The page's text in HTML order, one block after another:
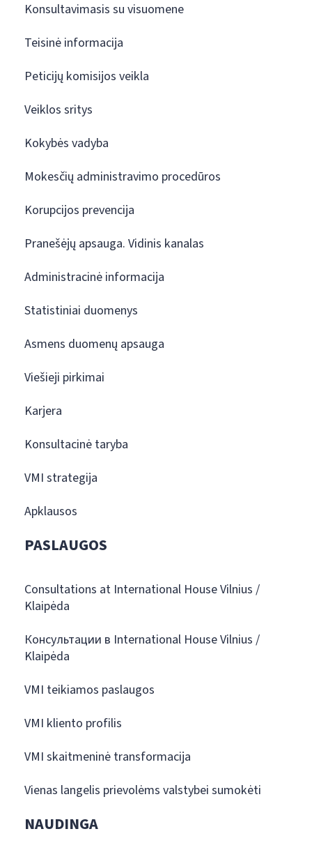
Konsultavimasis su visuomene
Teisinė informacija
Peticijų komisijos veikla
Veiklos sritys
Kokybės vadyba
Mokesčių administravimo procedūros
Korupcijos prevencija
Pranešėjų apsauga. Vidinis kanalas
Administracinė informacija
Statistiniai duomenys
Asmens duomenų apsauga
Viešieji pirkimai
Karjera
Konsultacinė taryba
VMI strategija
Apklausos
PASLAUGOS
Consultations at International House Vilnius /
Klaipėda
Консультации в International House Vilnius /
Klaipėda
VMI teikiamos paslaugos
VMI kliento profilis
VMI skaitmeninė transformacija
Vienas langelis prievolėms valstybei sumokėti
NAUDINGA